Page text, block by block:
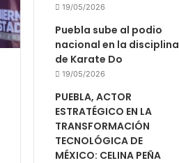
19/05/2026
Puebla sube al podio
nacional en la disciplina
de Karate Do
19/05/2026
PUEBLA, ACTOR
ESTRATÉGICO EN LA
TRANSFORMACIÓN
TECNOLÓGICA DE
MÉXICO: CELINA PEÑA